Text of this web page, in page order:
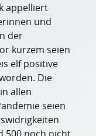
appelliert
und
der
kurzem seien
elf positive
Die
allen
seien
500 noch nicht